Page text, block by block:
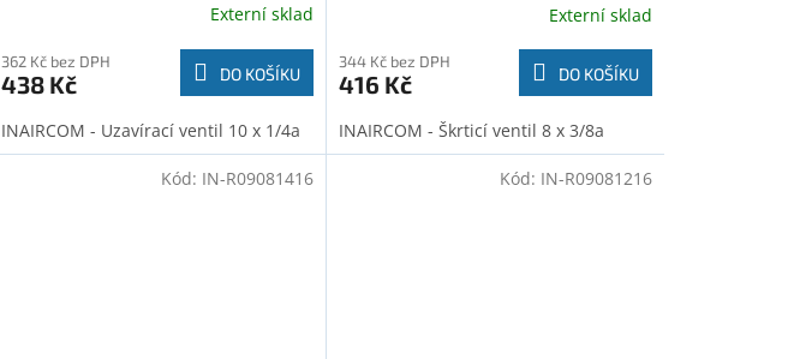
Externí sklad
362 Kč bez DPH
438 Kč DO KOŠÍKU
INAIRCOM - Uzavírací ventil 10 x 1/4a
Externí sklad
344 Kč bez DPH
416 Kč DO KOŠÍKU
INAIRCOM - Škrticí ventil 8 x 3/8a
Kód: IN-R09081416 Kód: IN-R09081216